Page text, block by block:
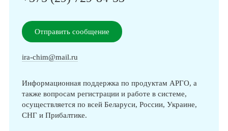
Отправить сообщение
ira-chim@mail.ru
Информационная поддержка по продуктам АРГО, а
также вопросам регистрации и работе в системе,
осуществляется по всей Беларуси, России, Украине,
СНГ и Прибалтике.